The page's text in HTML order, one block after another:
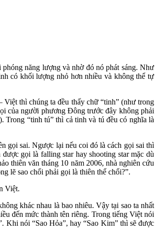
năng lượng và nhờ đó nó phát sáng. Như
có khối lượng nhỏ hơn nhiều và không thể tự
thì chúng ta đều thấy chữ “tinh” (như trong
của người phương Đông trước đây không phải
Trong “tinh tú” thì cả tinh và tú đều có nghĩa là
gọi sai. Ngược lại nếu coi đó là cách gọi sai thì
gọi là falling star hay shooting star mặc dù
thiên văn tháng 10 năm 2006, nhà nghiên cứu
lẽ sao chổi phải gọi là thiên thể chổi?”.
Việt.
khác nhau là bao nhiêu. Vậy tại sao ta nhất
đến mức thành tên riêng. Trong tiếng Việt nói
Khi nói “Sao Hỏa”, hay “Sao Kim” thì sẽ được